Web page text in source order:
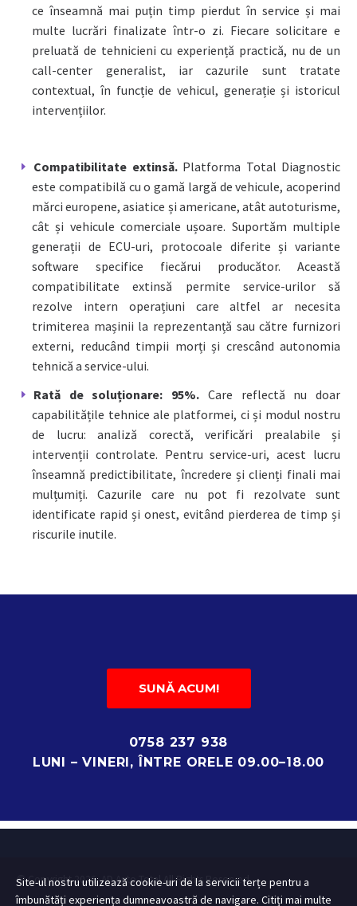
ce înseamnă mai puțin timp pierdut în service și mai
multe lucrări finalizate într-o zi. Fiecare solicitare e
preluată de tehnicieni cu experiență practică, nu de un
call-center generalist, iar cazurile sunt tratate
contextual, în funcție de vehicul, generație și istoricul
intervențiilor.
Compatibilitate extinsă.Platforma Total Diagnostic
este compatibilă cu o gamă largă de vehicule, acoperind
mărci europene, asiatice și americane, atât autoturisme,
cât și vehicule comerciale ușoare. Suportăm multiple
generații de ECU-uri, protocoale diferite și variante
software specifice fiecărui producător. Această
compatibilitate extinsă permite service-urilor să
rezolve intern operațiuni care altfel ar necesita
trimiterea mașinii la reprezentanță sau către furnizori
externi, reducând timpii morți și crescând autonomia
tehnică a service-ului.
Rată de soluționare: 95%. Care reflectă nu doar
capabilitățile tehnice ale platformei, ci și modul nostru
de lucru: analiză corectă, verificări prealabile și
intervenții controlate. Pentru service-uri, acest lucru
înseamnă predictibilitate, încredere și clienți finali mai
mulțumiți. Cazurile care nu pot fi rezolvate sunt
identificate rapid și onest, evitând pierderea de timp și
riscurile inutile.
SUNĂ ACUM!
0758 237 938
LUNI – VINERI, ÎNTRE ORELE 09.00–18.00
© Copyright 2026. AD Auto Total All Rights Reserved
Site-ul nostru utilizează cookie-uri de la servicii terțe pentru a
îmbunătăți experiența dumneavoastră de navigare. Citiți mai multe